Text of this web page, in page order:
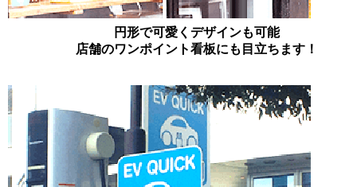
円形で可愛くデザインも可能
店舗のワンポイント看板にも目立ちます！